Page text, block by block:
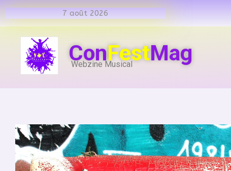
7 août 2026
ConFestMag
Webzine Musical